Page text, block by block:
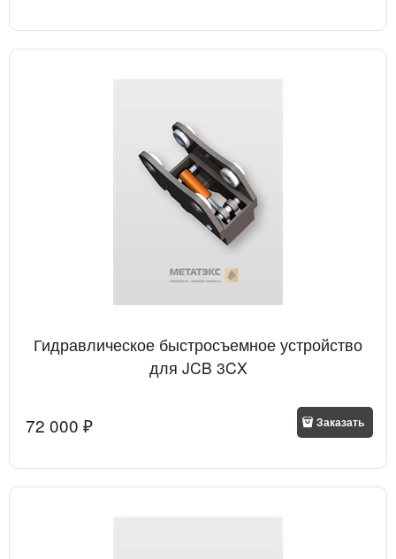
Гидравлическое быстросъемное устройство
для JCB 3CX
72 000 ₽ Заказать